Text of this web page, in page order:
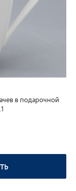
в подарочной